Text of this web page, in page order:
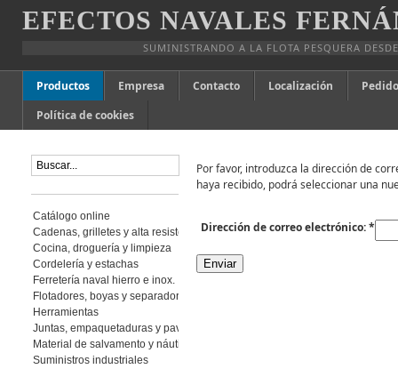
EFECTOS NAVALES
SUMINISTRANDO A LA FLOTA PESQUERA
Productos Empresa Contacto Localización
Política de cookies
Por favor, introduzca la dirección de
haya recibido, podrá seleccionar una
Dirección de correo electrónico:*
Enviar
Catálogo online
Cadenas, grilletes y alta resistencia
Cocina, droguería y limpieza
Cordelería y estachas
Ferretería naval hierro e inox.
Flotadores, boyas y separadores
Herramientas
Juntas, empaquetaduras y pavimento
Material de salvamento y náutica
Suministros industriales